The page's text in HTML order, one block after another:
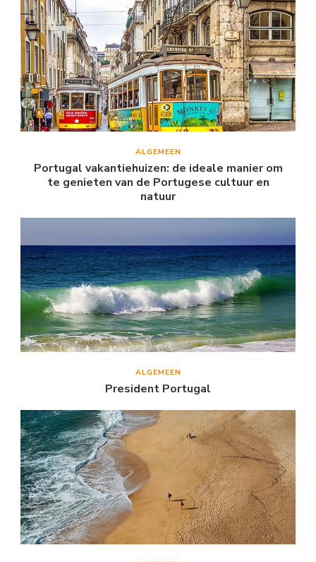
ALGEMEEN
Portugal vakantiehuizen: de ideale manier om
te genieten van de Portugese cultuur en
natuur
ALGEMEEN
President Portugal